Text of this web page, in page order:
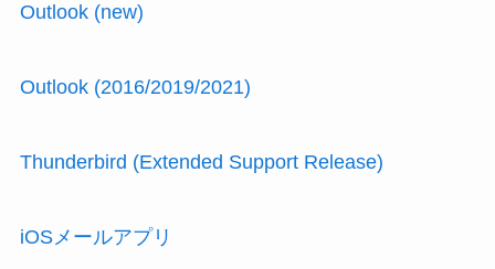
Outlook (new)
Outlook (2016/2019/2021)
Thunderbird (Extended Support Release)
iOSメールアプリ